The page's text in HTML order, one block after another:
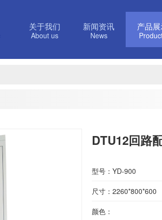
产品
新闻资讯
News
关于我们
About us
DTU12回路
型号：YD-900
尺寸：2260*800*600
颜色：